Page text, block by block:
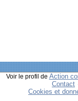
Voir le profil de Action
Contact
Cookies et